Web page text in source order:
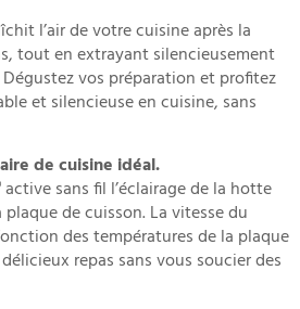
l’air de votre cuisine après la
tout en extrayant silencieusement
vos préparation et profitez
et silencieuse en cuisine, sans
de cuisine idéal.
sans fil l’éclairage de la hotte
de cuisson. La vitesse du
des températures de la plaque
repas sans vous soucier des